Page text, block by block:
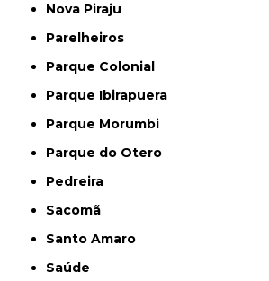
Nova Piraju
Parelheiros
Parque Colonial
Parque Ibirapuera
Parque Morumbi
Parque do Otero
Pedreira
Sacomã
Santo Amaro
Saúde